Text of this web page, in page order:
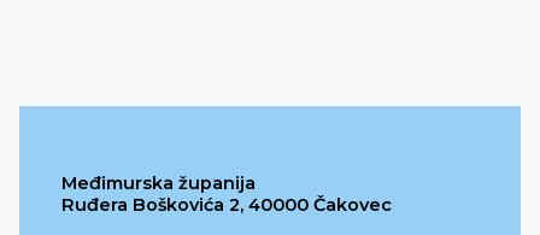
Međimurska županija
Ruđera Boškovića 2, 40000 Čakovec